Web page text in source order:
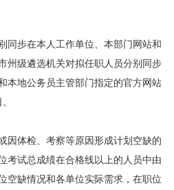
同步在本人工作单位、本部门网站和
州级遴选机关对拟任职人员分别同步
本地公务员主管部门指定的官方网站
因体检、考察等原因形成计划空缺的
考试总成绩在合格线以上的人员中由
空缺情况和各单位实际需求，在职位